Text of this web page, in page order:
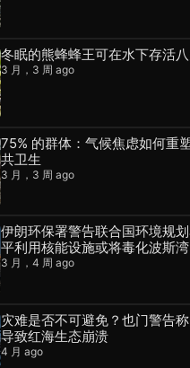
冬眠的熊蜂蜂王可在水下存活
3 月，3 周 ago
75% 的群体：气候焦虑如何重
共卫生
3 月，3 周 ago
伊朗环保署警告联合国环境规
平利用核能设施或将毒化波斯湾
3 月，4 周 ago
灾难是否不可避免？也门警告
导致红海生态崩溃
4 月 ago